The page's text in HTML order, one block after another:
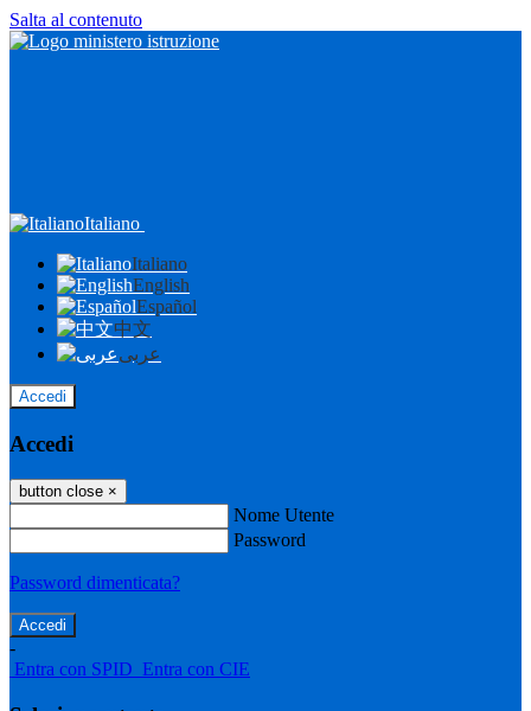
Salta al contenuto
Italiano
Italiano
English
Español
中文
عربى
Accedi
Accedi
button close ×
Nome Utente
Password
Password dimenticata?
-
Entra con SPID Entra con CIE